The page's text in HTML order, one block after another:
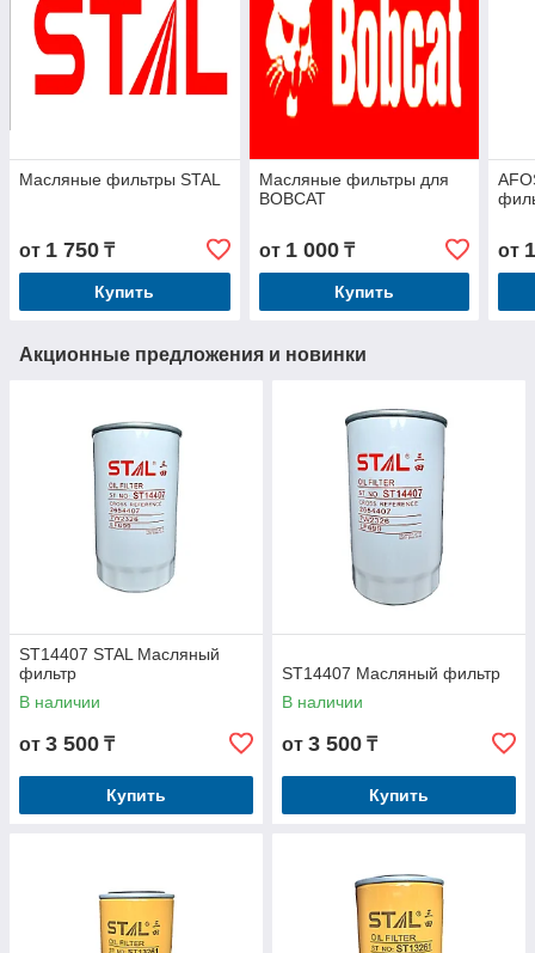
Масляные фильтры STAL
от 1 750 ₸
Купить
Масляные фильтры для
BOBCAT
от 1 000₸
Купить
от
Акционные предложения и новинки
ST14407 STAL Масляный
фильтр
В наличии
от 3 500 ₸
Купить
ST14407 Масляный фильтр
В наличии
от 3 500 ₸
Купить